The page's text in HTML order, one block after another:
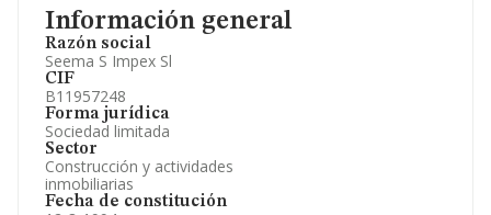
Información general
Razón social
Seema S Impex Sl
CIF
B11957248
Forma jurídica
Sociedad limitada
Sector
Construcción y actividades
inmobiliarias
Fecha de constitución
Información oficial y registral complementaria.